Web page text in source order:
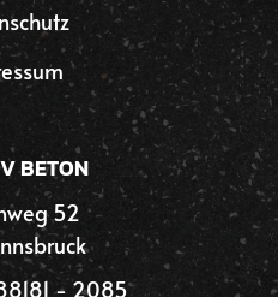
BETON
52
- 2085